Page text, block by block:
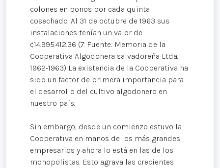
colones en bonos por cada quintal
cosechado. Al 31 de octubre de 1963 sus
instalaciones tenían un valor de
¢14.995.412.36 (7. Fuente: Memoria de la
Cooperativa Algodonera salvadoreña Ltda.
1962-1963) La existencia de la Cooperativa ha
sido un factor de primera importancia para
el desarrollo del cultivo algodonero en
nuestro país.
Sin embargo, desde un comienzo estuvo la
Cooperativa en manos de los más grandes
empresarios y ahora lo está en las de los
monopolistas. Esto agrava las crecientes